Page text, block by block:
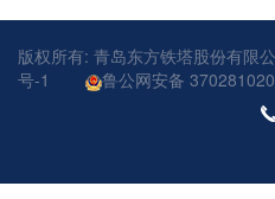
版权所有: 青岛东方铁塔股份有
号-1
鲁公网安备